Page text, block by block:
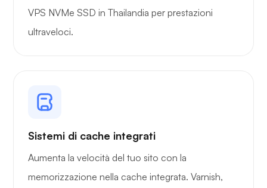
VPS NVMe SSD in Thailandia per prestazioni
ultraveloci.
Sistemi di cache integrati
Aumenta la velocità del tuo sito con la
memorizzazione nella cache integrata. Varnish,